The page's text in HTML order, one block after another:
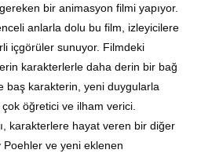
bir animasyon filmi yapıyor.
anlarla dolu bu film, izleyicilere
içgörüler sunuyor. Filmdeki
karakterlerle daha derin bir bağ
baş karakterin, yeni duygularla
çok öğretici ve ilham verici.
karakterlere hayat veren bir diğer
ve yeni eklenen